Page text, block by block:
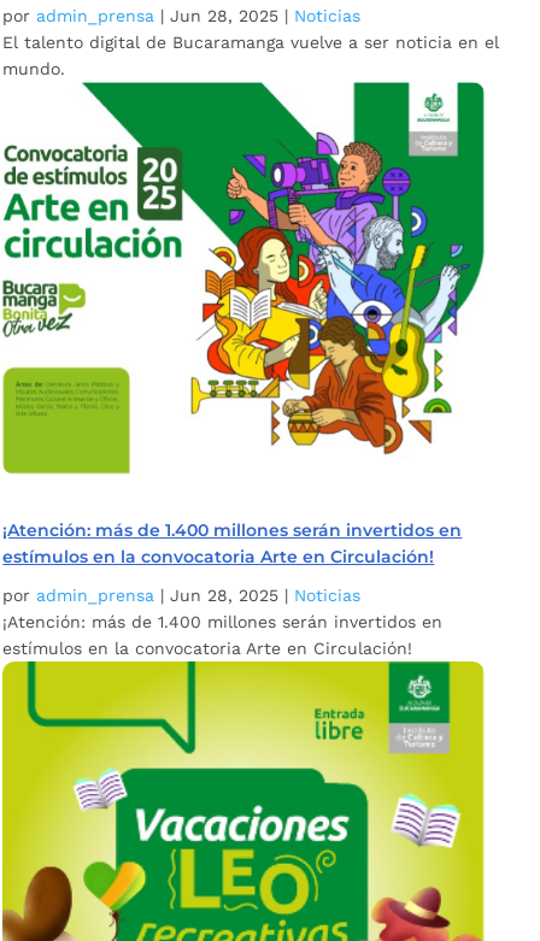
por admin_prensa |Jun 28, 2025 | Noticias
El talento digital de Bucaramanga vuelve a ser noticia en el
mundo.
¡Atención: más de 1.400 millones serán invertidos en
estímulos en la convocatoria Arte en Circulación!
por admin_prensa |Jun 28, 2025 | Noticias
¡Atención: más de 1.400 millones serán invertidos en
estímulos en la convocatoria Arte en Circulación!